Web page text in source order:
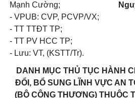
Mạnh Cường;
- VPUB: CVP, PCVP/VX;
- TT TTĐT TP;
- TT PV HCC TP;
- Lưu: VT, (KSTT/Tr).
DANH MỤC THỦ TỤC HÀNH
ĐỔI, BỔ SUNG LĨNH VỰC AN
(BỘ CÔNG THƯƠNG) THUỘC